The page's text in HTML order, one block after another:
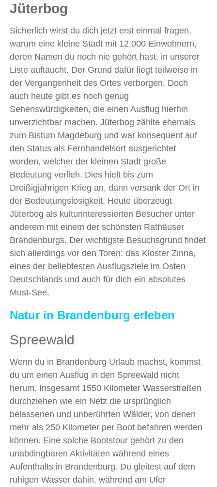
Jüterbog
Sicherlich wirst du dich jetzt erst einmal fragen,
warum eine kleine Stadt mit 12.000 Einwohnern,
deren Namen du noch nie gehört hast, in unserer
Liste auftaucht. Der Grund dafür liegt teilweise in
der Vergangenheit des Ortes verborgen. Doch
auch heute gibt es noch genug
Sehenswürdigkeiten, die einen Ausflug hierhin
unverzichtbar machen. Jüterbog zählte ehemals
zum Bistum Magdeburg und war konsequent auf
den Status als Fernhandelsort ausgerichtet
worden, welcher der kleinen Stadt große
Bedeutung verlieh. Dies hielt bis zum
Dreißigjährigen Krieg an, dann versank der Ort in
der Bedeutungslosigkeit. Heute überzeugt
Jüterbog als kulturinteressierten Besucher unter
anderem mit einem der schönsten Rathäuser
Brandenburgs. Der wichtigste Besuchsgrund findet
sich allerdings vor den Toren: das Kloster Zinna,
eines der beliebtesten Ausflugsziele im Osten
Deutschlands und auch für dich ein absolutes
Must-See.
Natur in Brandenburg erleben
Spreewald
Wenn du in Brandenburg Urlaub machst, kommst
du um einen Ausflug in den Spreewald nicht
herum. Insgesamt 1550 Kilometer Wasserstraßen
durchziehen wie ein Netz die ursprünglich
belassenen und unberührten Wälder, von denen
mehr als 250 Kilometer per Boot befahren werden
können. Eine solche Bootstour gehört zu den
unabdingbaren Aktivitäten während eines
Aufenthalts in Brandenburg. Du gleitest auf dem
ruhigen Wasser dahin, während am Ufer